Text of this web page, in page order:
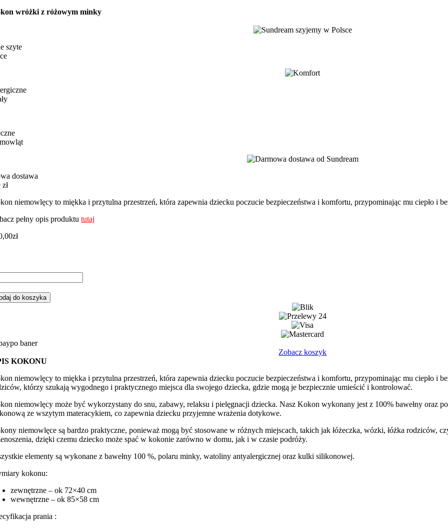
wróżki z różowym minky
szyte
dostawa
niemowlęcy to miękka i przytulna przestrzeń, która zapewnia dziecku poczucie bezpieczeństwa i komfortu, przypominając mu ciepło i
pełny opis produktututaj
zł
do koszyka
Zobacz koszyk
KOKONU
niemowlęcy to miękka i przytulna przestrzeń, która zapewnia dziecku poczucie bezpieczeństwa i komfortu, przypominając mu ciepło i
którzy szukają wygodnego i praktycznego miejsca dla swojego dziecka, gdzie mogą je bezpiecznie umieścić i kontrolować.
niemowlęcy może być wykorzystany do snu, zabawy, relaksu i pielęgnacji dziecka. Nasz Kokon wykonany jest z 100% bawełny oraz
ze wszytym materacykiem, co zapewnia dziecku przyjemne wrażenia dotykowe.
niemowlęce są bardzo praktyczne, ponieważ mogą być stosowane w różnych miejscach, takich jak łóżeczka, wózki, łóżka rodziców,
dzięki czemu dziecko może spać w kokonie zarówno w domu, jak i w czasie podróży.
elementy są wykonane z bawełny 100 %, polaru minky, watoliny antyalergicznej oraz kulki silikonowej.
kokonu:
zewnętrzne – ok 72×40 cm
wewnętrzne – ok 85×58 cm
prania :